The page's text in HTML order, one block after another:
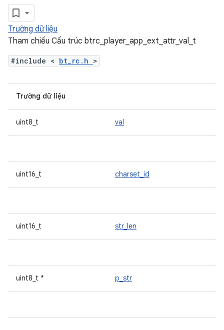
Trường dữ liệu
Tham chiếu Cấu trúc btrc_player_app_ext_attr_val_t
#include < bt_rc.h >
Trường dữ liệu
uint8_t val
uint16_t charset_id
uint16_t str_len
uint8_t * p_str